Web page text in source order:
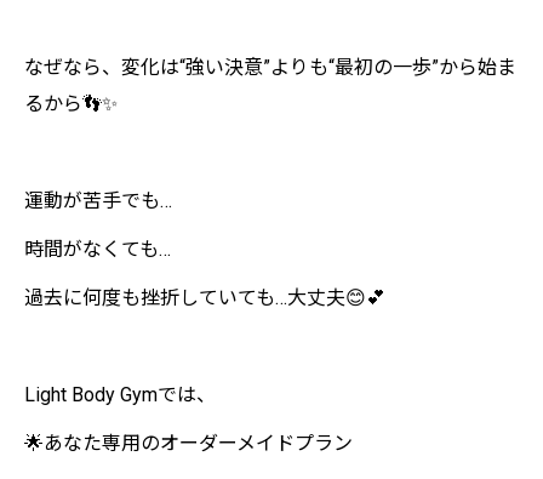
なぜなら、変化は“強い決意”よりも“最初の一歩”から始ま
るから👣✨
運動が苦手でも…
時間がなくても…
過去に何度も挫折していても…大丈夫😊💕
Light Body Gymでは、
🌟あなた専用のオーダーメイドプラン